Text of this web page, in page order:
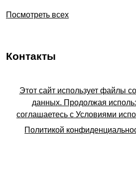
Посмотреть всех
Контакты
Белгородская область,
Тимирязева, 3А
Email
profcentr@efko.ru
Этот сайт использует файлы
данных. Продолжая
соглашаетесь с Условиями
Политикой